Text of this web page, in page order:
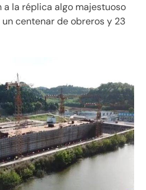
la réplica algo majestuoso
centenar de obreros y 23